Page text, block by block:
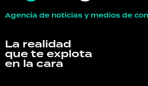
Agencia de noticias y medios de
La realidad
que te explota
en la cara